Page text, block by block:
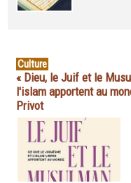
Culture
« Dieu, le Juif et le
l'islam apportent au
Privot